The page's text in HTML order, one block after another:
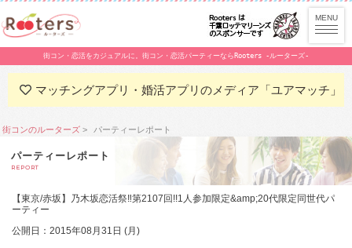
街コン・恋活をカジュアルに。街コン・恋活パーティーならRooters -ルーターズ-
マッチングアプリ・婚活アプリのメディア「ユアマッチ」
街コンのルーターズ パーティーレポート
パーティーレポート
REPORT
【東京/赤坂】乃木坂恋活祭‼第2107回!!1人参加限定&amp;20代限定同世代パ
ーティー
公開日：2015年08月31日 (月)